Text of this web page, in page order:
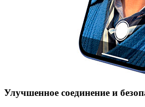
Улучшенное соединение и